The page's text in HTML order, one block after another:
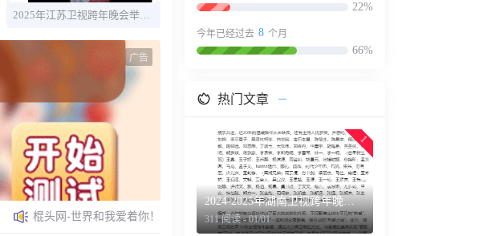
2025年江苏卫视跨年晚会举办时间 官宣明星阵容名单
广告
棍头网-世界和我爱着你！
22%
今年已经过去 8 个月
66%
热门文章
1
2024-2025年湖南卫视跨年晚会直播时间+全阵容明星官宣
311 阅读 - 01/01